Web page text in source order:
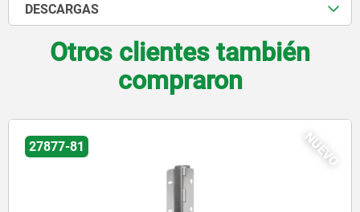
DESCARGAS
Otros clientes también
compraron
28016